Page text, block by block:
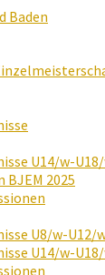
Baden
U14/w-
BJEM 2025
U8/w-U12/
U14/w-